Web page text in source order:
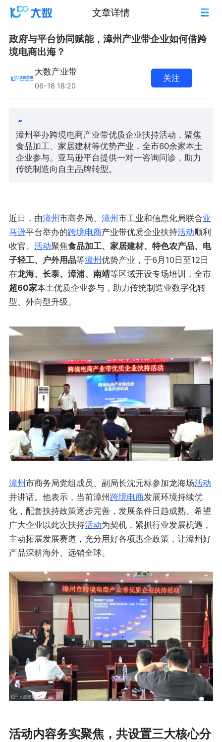
文章详情
政府与平台协同赋能，漳州产业带企业如何借跨
境电商出海？
大数产业带
06-18 18:20
关注
漳州举办跨境电商产业带优质企业扶持活动，聚焦
食品加工、家居建材等优势产业，全市60余家本土
企业参与。亚马逊平台提供一对一咨询问诊，助力
传统制造向自主品牌转型。
近日，由漳州 市商务局、 漳州 市工业和信息化局联合亚
马逊平台举办的跨境电商产业带优质企业扶持活动顺利
收官。 活动聚焦食品加工、家居建材、特色农产品、电
子轻工、户外用品等漳州 优势产业，于6月10日至12日
在龙海、长泰、漳浦、南靖等区域开设专场培训，全市
超60家本土优质企业参与，助力传统制造业数字化转
型、外向型升级。
漳州 市商务局党组成员、副局长沈元标参加龙海场活动
并讲话。他表示，当前漳州 跨境电商发展环境持续优
化，配套扶持政策逐步完善，发展条件日趋成熟。希望
广大企业以此次扶持活动为契机，紧抓行业发展机遇，
主动拓展发展赛道，充分用好各项惠企政策，让漳州好
产品深耕海外、远销全球。
活动内容务实聚焦，共设置三大核心分